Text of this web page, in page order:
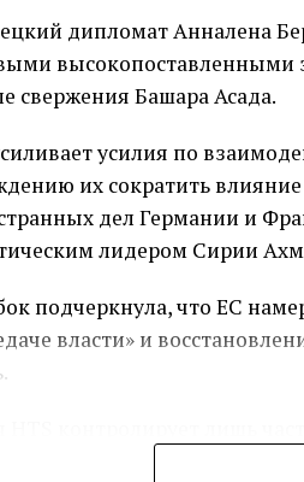
администрации
волю народу Сирии и
менее, США
группировку, которую
время демонстрирует
также заявил, что ему
санкций в ближайшем
дипломат Анналена
свержения Башара Асада.
усилия по
их сократить
дел Германии и
лидером Сирии
подчеркнула, что ЕС
власти» и
чтобы достичь